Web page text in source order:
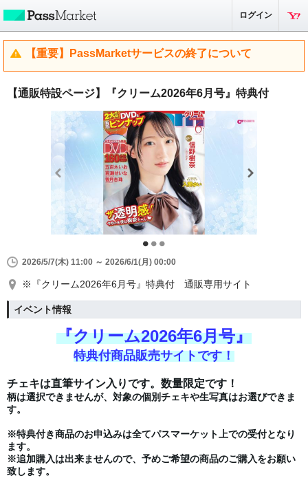
ログイン
【重要】PassMarketサービスの終了について
【通販特設ページ】『クリーム2026年6月号』特典付
2026/5/7(木) 11:00 ～ 2026/6/1(月) 00:00
※『クリーム2026年6月号』特典付 通販専用サイト
イベント情報
『クリーム2026年6月号』
特典付商品販売サイトです！
チェキは直筆サイン入りです。数量限定です！
柄は選択できませんが、対象の個別チェキや生写真はお選びできま
す。
※特典付き商品のお申込みは全てパスマーケット上での受付となり
ます。
※追加購入は出来ませんので、予めご希望の商品のご購入をお願い
致します。